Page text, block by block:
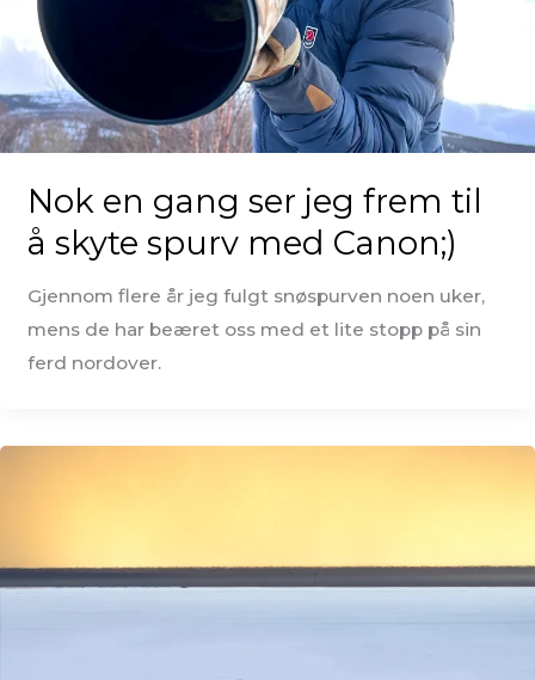
Nok en gang ser jeg frem til
å skyte spurv med Canon;)
Gjennom flere år jeg fulgt snøspurven noen uker,
mens de har beæret oss med et lite stopp på sin
ferd nordover.